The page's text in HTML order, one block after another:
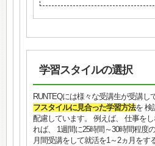
学習スタイルの選択
RUNTEQには様々な受講生が受講し
フスタイルに見合った学習方法を 検
配慮しています。 例えば、 仕事を
れば、 1週間に25時間～30時間程度
月間受講をして就活を1～2ヵ月をす